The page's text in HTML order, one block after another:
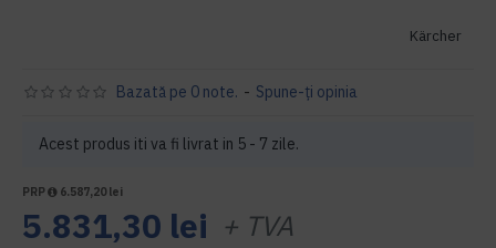
Kärcher
Acest produs iti va fi livrat in 5 - 7 zile.
Bazată pe 0 note. - Spune-ţi opinia
PRP 6.587,20 lei
5.831,30 lei + TVA